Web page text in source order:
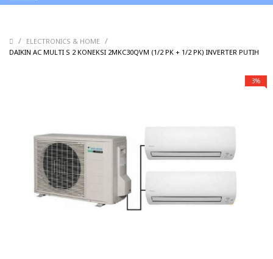
/ ELECTRONICS & HOME /
DAIKIN AC MULTI S 2 KONEKSI 2MKC30QVM (1/2 PK + 1/2 PK) INVERTER PUTIH
3%